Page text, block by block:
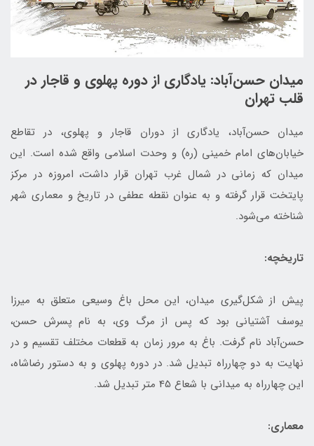
میدان حسن‌آباد: یادگاری از دوره پهلوی و قاجار در
قلب تهران
میدان حسن‌آباد، یادگاری از دوران قاجار و پهلوی، در تقاطع
خیابان‌های امام خمینی (ره) و وحدت اسلامی واقع شده است. این
میدان که زمانی در شمال غرب تهران قرار داشت، امروزه در مرکز
پایتخت قرار گرفته و به عنوان نقطه عطفی در تاریخ و معماری شهر
شناخته می‌شود.
تاریخچه:
پیش از شکل‌گیری میدان، این محل باغ وسیعی متعلق به میرزا
یوسف آشتیانی بود که پس از مرگ وی، به نام پسرش حسن،
حسن‌آباد نام گرفت. باغ به مرور زمان به قطعات مختلف تقسیم و در
نهایت به دو چهارراه تبدیل شد. در دوره پهلوی و به دستور رضاشاه،
این چهارراه به میدانی با شعاع 45 متر تبدیل شد.
معماری: